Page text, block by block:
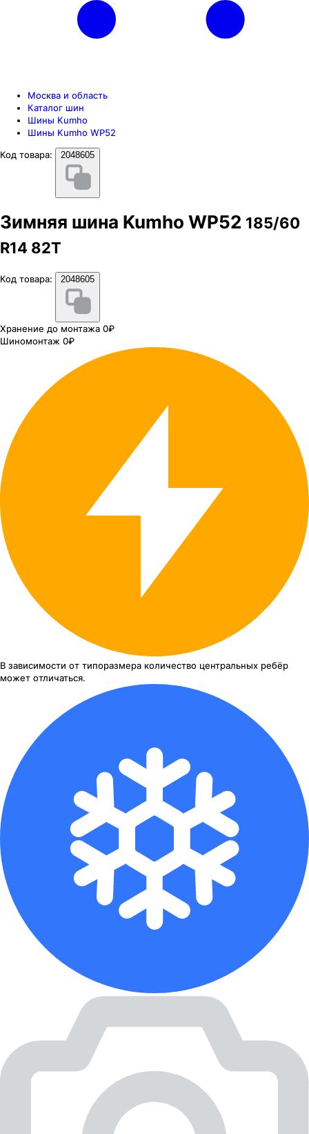
Москва и область
Каталог шин
Шины Kumho
Шины Kumho WP52
Код товара:
2048605
Зимняя шина Kumho WP52 185/60
R14 82T
Код товара: 2048605
Хранение до монтажа 0₽
Шиномонтаж 0₽
В зависимости от типоразмера количество центральных ребёр
может отличаться.